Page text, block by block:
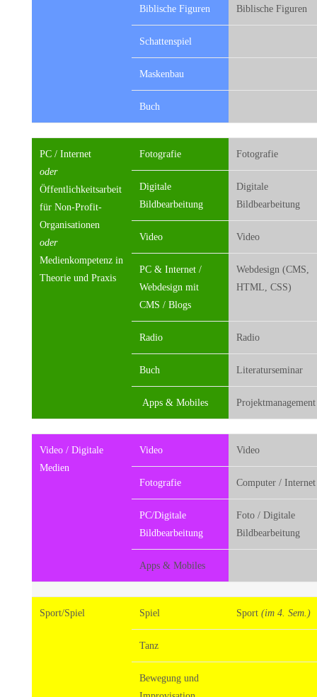
Biblische Figuren Biblische Figuren
Schattenspiel
Maskenbau
Buch
PC / Internet
oder
Öffentlichkeitsarbeit
für Non-Profit-
Organisationen
oder
Medienkompetenz in
Theorie und Praxis
Fotografie Fotografie
Digitale
Bildbearbeitung
Digitale
Bildbearbeitung
Video Video
PC & Internet /
Webdesign mit
CMS / Blogs
Webdesign (CMS,
HTML, CSS)
Radio Radio
Buch Literaturseminar
Apps & Mobiles Projektmanagement
Video / Digitale
Medien
Video Video
Fotografie Computer / Internet
PC/Digitale
Bildbearbeitung
Foto / Digitale
Bildbearbeitung
Apps & Mobiles
Sport/Spiel Spiel Sport (im 4. Sem.)
Tanz
Bewegung und